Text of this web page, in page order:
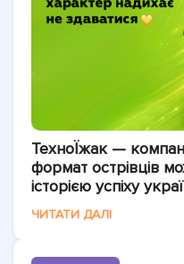
ТехноЇжак —
формат острівців
історією успіху
ЧИТАТИ ДАЛІ